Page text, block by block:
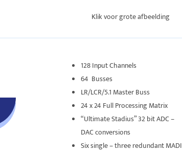
Klik voor grote afbeelding
128 Input Channels
64 Busses
LR/LCR/5.1 Master Buss
24 x 24 Full Processing Matrix
“Ultimate Stadius” 32 bit ADC –
DAC conversions
Six single – three redundant MADI